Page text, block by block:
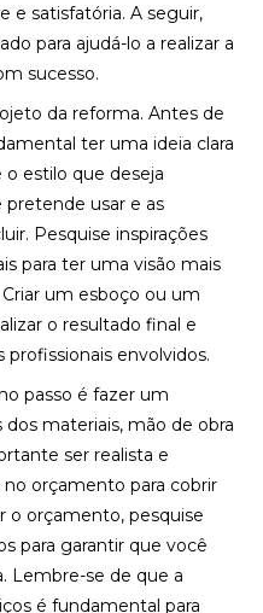
e satisfatória. A seguir,
para ajudá-lo a realizar a
sucesso.
da reforma. Antes de
ter uma ideia clara
o estilo que deseja
usar e as
Pesquise inspirações
para ter uma visão mais
um esboço ou um
o resultado final e
envolvidos.
passo é fazer um
materiais, mão de obra
ser realista e
orçamento para cobrir
o orçamento, pesquise
para garantir que você
Lembre-se de que a
é fundamental para